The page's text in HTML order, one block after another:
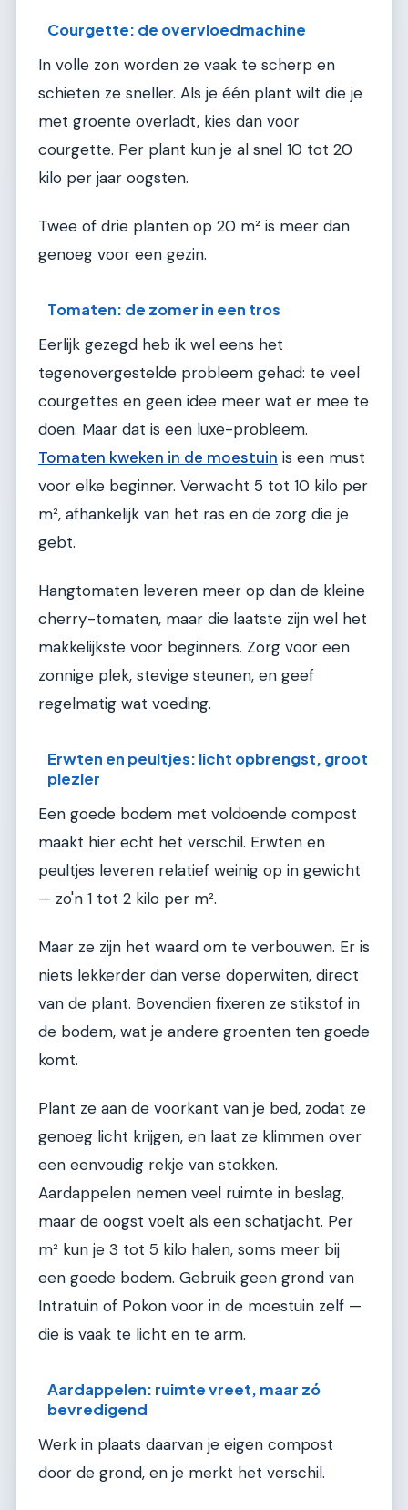
Courgette: de overvloedmachine
In volle zon worden ze vaak te scherp en
schieten ze sneller. Als je één plant wilt die je
met groente overladt, kies dan voor
courgette. Per plant kun je al snel 10 tot 20
kilo per jaar oogsten.
Twee of drie planten op 20 m² is meer dan
genoeg voor een gezin.
Tomaten: de zomer in een tros
Eerlijk gezegd heb ik wel eens het
tegenovergestelde probleem gehad: te veel
courgettes en geen idee meer wat er mee te
doen. Maar dat is een luxe-probleem.
Tomaten kweken in de moestuin is een must
voor elke beginner. Verwacht 5 tot 10 kilo per
m², afhankelijk van het ras en de zorg die je
gebt.
Hangtomaten leveren meer op dan de kleine
cherry-tomaten, maar die laatste zijn wel het
makkelijkste voor beginners. Zorg voor een
zonnige plek, stevige steunen, en geef
regelmatig wat voeding.
Erwten en peultjes: licht opbrengst, groot
plezier
Een goede bodem met voldoende compost
maakt hier echt het verschil. Erwten en
peultjes leveren relatief weinig op in gewicht
— zo'n 1 tot 2 kilo per m².
Maar ze zijn het waard om te verbouwen. Er is
niets lekkerder dan verse doperwiten, direct
van de plant. Bovendien fixeren ze stikstof in
de bodem, wat je andere groenten ten goede
komt.
Plant ze aan de voorkant van je bed, zodat ze
genoeg licht krijgen, en laat ze klimmen over
een eenvoudig rekje van stokken.
Aardappelen nemen veel ruimte in beslag,
maar de oogst voelt als een schatjacht. Per
m² kun je 3 tot 5 kilo halen, soms meer bij
een goede bodem. Gebruik geen grond van
Intratuin of Pokon voor in de moestuin zelf —
die is vaak te licht en te arm.
Aardappelen: ruimte vreet, maar zó
bevredigend
Werk in plaats daarvan je eigen compost
door de grond, en je merkt het verschil.